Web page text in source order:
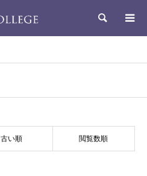
検索
古い順 閲覧数順